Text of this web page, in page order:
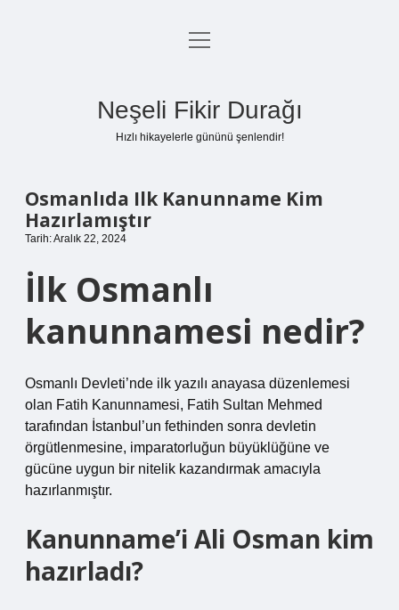
Anasayfa
menüyü
Neşeli Fikir Durağı
Hızlı hikayelerle gününü şenlendir!
Osmanlıda Ilk Kanunname Kim
Hazırlamıştır
Tarih: Aralık 22, 2024
İlk Osmanlı
kanunnamesi nedir?
Osmanlı Devleti’nde ilk yazılı anayasa düzenlemesi
olan Fatih Kanunnamesi, Fatih Sultan Mehmed
tarafından İstanbul’un fethinden sonra devletin
örgütlenmesine, imparatorluğun büyüklüğüne ve
gücüne uygun bir nitelik kazandırmak amacıyla
hazırlanmıştır.
Kanunname’i Ali Osman kim
hazırladı?